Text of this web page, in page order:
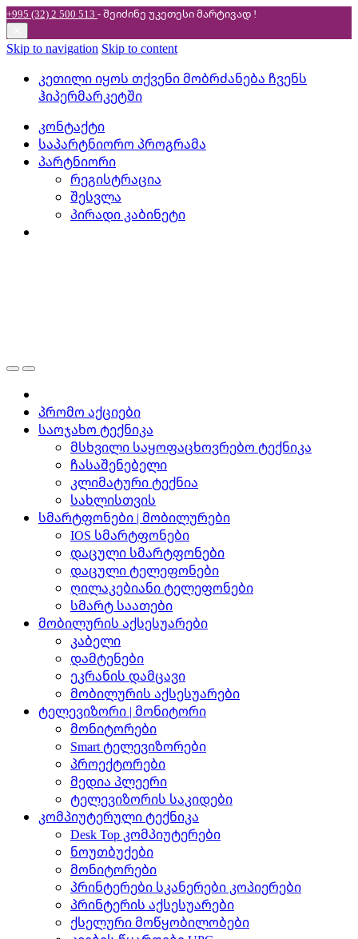
+995 (32) 2 500 513 - შეიძინე უკეთესიმარტივად !
Skip to navigation Skip to content
კეთილი იყოს თქვენი მობრძანება ჩვენს
ჰიპერმარკეტში
კონტაქტი
საპარტნიორო პროგრამა
პარტნიორი
რეგისტრაცია
შესვლა
პირადი კაბინეტი
პრომო აქციები
საოჯახო ტექნიკა
მსხვილი საყოფაცხოვრებო ტექნიკა
ჩასაშენებელი
კლიმატური ტექნია
სახლისთვის
სმარტფონები | მობილურები
IOS სმარტფონები
დაცული სმარტფონები
დაცული ტელეფონები
ღილაკებიანი ტელეფონები
სმარტ საათები
მობილურის აქსესუარები
კაბელი
დამტენები
ეკრანის დამცავი
მობილურის აქსესუარები
ტელევიზორი | მონიტორი
მონიტორები
Smart ტელევიზორები
პროექტორები
მედია პლეერი
ტელევიზორის საკიდები
კომპიუტერული ტექნიკა
Desk Top კომპიუტერები
ნოუთბუქები
მონიტორები
პრინტერები სკანერები კოპიერები
პრინტერის აქსესუარები
ქსელური მოწყობილობები